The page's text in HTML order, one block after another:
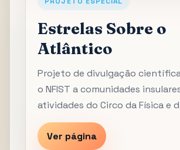
Estrelas Sobre o
Atlântico
Projeto de divulgação
o NFIST a comunidades
atividades do Circo da Física e
Ver página